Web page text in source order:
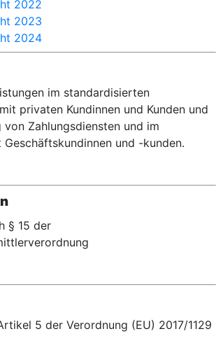
2022
2023
2024
im standardisierten
privaten Kundinnen und Kunden und
Zahlungsdiensten und im
und -kunden.
§ 15 der
5 der Verordnung (EU) 2017/1129